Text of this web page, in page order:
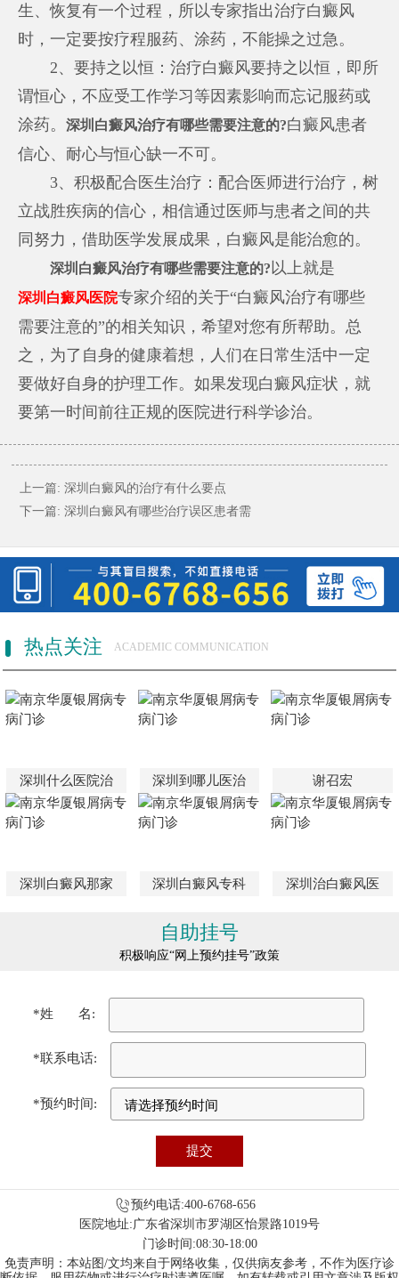
生、恢复有一个过程，所以专家指出治疗白癜风
时，一定要按疗程服药、涂药，不能操之过急。
2、要持之以恒：治疗白癜风要持之以恒，即所
谓恒心，不应受工作学习等因素影响而忘记服药或
涂药。深圳白癜风治疗有哪些需要注意的?白癜风患者
信心、耐心与恒心缺一不可。
3、积极配合医生治疗：配合医师进行治疗，树
立战胜疾病的信心，相信通过医师与患者之间的共
同努力，借助医学发展成果，白癜风是能治愈的。
深圳白癜风治疗有哪些需要注意的? 以上就是
深圳白癜风医院专家介绍的关于“白癜风治疗有哪些
需要注意的”的相关知识，希望对您有所帮助。总
之，为了自身的健康着想，人们在日常生活中一定
要做好自身的护理工作。如果发现白癜风症状，就
要第一时间前往正规的医院进行科学诊治。
上一篇: 深圳白癜风的治疗有什么要点
下一篇: 深圳白癜风有哪些治疗误区患者需
热点关注 ACADEMIC COMMUNICATION
深圳什么医院治 深圳到哪儿医治 谢召宏
深圳白癜风那家 深圳白癜风专科 深圳治白癜风医
自助挂号
积极响应“网上预约挂号”政策
*姓 名:
*联系电话:
*预约时间:
预约电话:400-6768-656
医院地址:广东省深圳市罗湖区怡景路1019号
门诊时间:08:30-18:00
免责声明：本站图/文均来自于网络收集，仅供病友参考，不作为医疗诊